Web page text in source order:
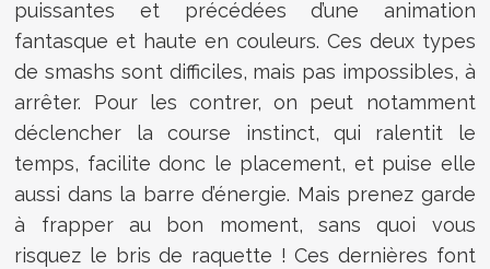
puissantes et précédées d’une animation
fantasque et haute en couleurs. Ces deux types
de smashs sont difficiles, mais pas impossibles, à
arrêter. Pour les contrer, on peut notamment
déclencher la course instinct, qui ralentit le
temps, facilite donc le placement, et puise elle
aussi dans la barre d’énergie. Mais prenez garde
à frapper au bon moment, sans quoi vous
risquez le bris de raquette ! Ces dernières font